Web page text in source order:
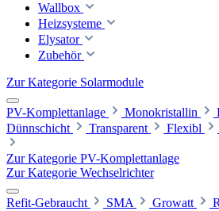
Wallbox
Heizsysteme
Elysator
Zubehör
Zur Kategorie Solarmodule
PV-Komplettanlage Monokristallin
Dünnschicht
Transparent Flexibl
Zur Kategorie PV-Komplettanlage
Zur Kategorie Wechselrichter
Refit-Gebraucht SMA Growatt